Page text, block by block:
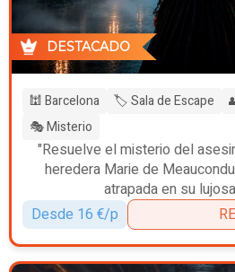
DESTACADO
🕍 Barcelona 🏷️ Sala de Escape
🎭 Misterio
"Resuelve el misterio del
heredera Marie de
atrapada en su
Desde 16 €/p